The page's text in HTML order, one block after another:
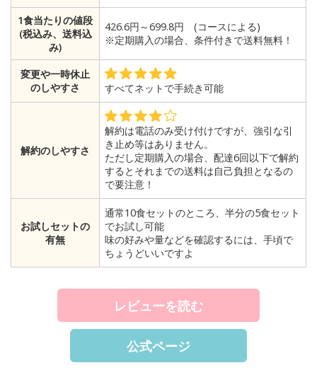
1食当たりの値段
(税込み、送料込
み)
426.6円～699.8円 (コースによる)
※定期購入の場合、条件付きで送料無料！
変更や一時休止
のしやすさ
すべてネットで手続き可能
解約のしやすさ
解約は電話のみ受け付けですが、強引な引
き止め等はありません。
ただし定期購入の場合、配達6回以下で解約
するとそれまでの送料は自己負担となるの
で要注意！
お試しセットの
有無
通常10食セットのところ、半分の5食セット
でお試し可能
味の好みや量などを確認するには、手頃で
ちょうどいいですよ
レビューを読む
公式ページ